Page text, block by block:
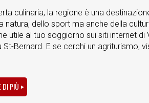
culinaria, la regione è una
natura, dello sport ma anche della
utile al tuo soggiorno sui siti internet di
St-Bernard. E se cerchi un agriturismo,
DI PIÙ